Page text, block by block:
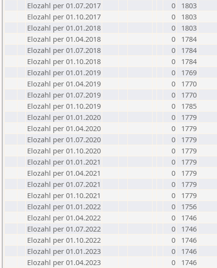
Elozahl per 01.07.2017
0
1803
Elozahl per 01.10.2017
0
1803
Elozahl per 01.01.2018
0
1803
Elozahl per 01.04.2018
0
1784
Elozahl per 01.07.2018
0
1784
Elozahl per 01.10.2018
0
1784
Elozahl per 01.01.2019
0
1769
Elozahl per 01.04.2019
0
1770
Elozahl per 01.07.2019
0
1770
Elozahl per 01.10.2019
0
1785
Elozahl per 01.01.2020
0
1779
Elozahl per 01.04.2020
0
1779
Elozahl per 01.07.2020
0
1779
Elozahl per 01.10.2020
0
1779
Elozahl per 01.01.2021
0
1779
Elozahl per 01.04.2021
0
1779
Elozahl per 01.07.2021
0
1779
Elozahl per 01.10.2021
0
1779
Elozahl per 01.01.2022
0
1756
Elozahl per 01.04.2022
0
1746
Elozahl per 01.07.2022
0
1746
Elozahl per 01.10.2022
0
1746
Elozahl per 01.01.2023
0
1746
Elozahl per 01.04.2023
0
1746